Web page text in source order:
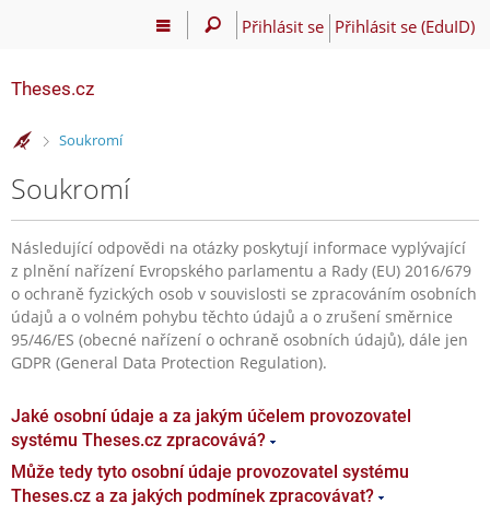
Přihlásit se Přihlásit se (EduID)
Theses.cz
>
Soukromí
Soukromí
Následující odpovědi na otázky poskytují informace vyplývající
z plnění nařízení Evropského parlamentu a Rady (EU) 2016/679
o ochraně fyzických osob v souvislosti se zpracováním osobních
údajů a o volném pohybu těchto údajů a o zrušení směrnice
95/46/ES (obecné nařízení o ochraně osobních údajů), dále jen
GDPR (General Data Protection Regulation).
Jaké osobní údaje a za jakým účelem provozovatel
systému Theses.cz zpracovává?
Může tedy tyto osobní údaje provozovatel systému
Theses.cz a za jakých podmínek zpracovávat?